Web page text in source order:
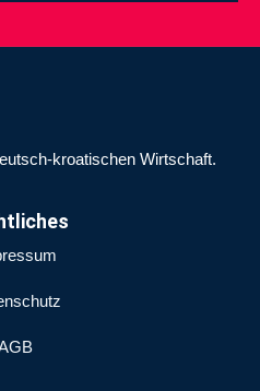
kroatischen Wirtschaft.